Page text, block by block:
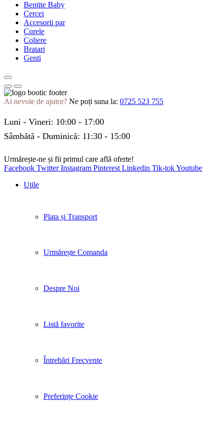
Bentite Baby
Cercei
Accesorii par
Curele
Coliere
Bratari
Genti
Ai nevoie de ajutor? Ne poți suna la: 0725 523 755
Luni - Vineri: 10:00 - 17:00
Sâmbătă - Duminică: 11:30 - 15:00
Urmărește-ne și fii primul care află oferte!
Facebook Twitter Instagram Pinterest Linkedin Tik-tokYoutube
Utile
Plata și Transport
Urmărește Comanda
Despre Noi
Listă favorite
Întrebări Frecvente
Preferințe Cookie